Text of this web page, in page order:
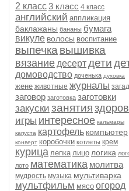
2 класс3 класс 4 класс
английский аппликация
баклажаны бананы бумага
викуле волосы воспитание
выпечка вышивка
вязание десертдети
домоводство доченька духовка
жене животные журналы
заговор заготовка заготовки
закуски занятия
игры интересное кальмары
капуста картофель компьютер
конверт коробочки котлеты крем
курица лепка лицо логика
лото математика молитва
мудрость музыка мультиварка
мультфильм мясо огород